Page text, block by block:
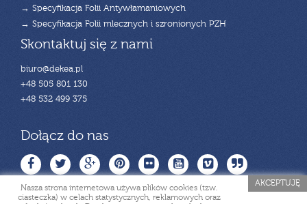
→ Specyfikacja Folii Antywłamaniowych
→ Specyfikacja Folii mlecznych i szronionych PZH
Skontaktuj się z nami
biuro@dekea.pl
+48 505 801 130
+48 532 499 375
Dołącz do nas
Nasza strona internetowa używa plików cookies (tzw.
ciasteczka) w celach statystycznych, reklamowych oraz
AKCEPTUJĘ